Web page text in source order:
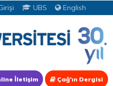
UBS English
İletişim Çağ'ın Dergisi